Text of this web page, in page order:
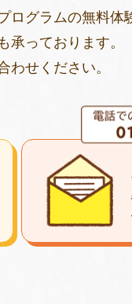
ログラムの無料体
承っております。
わせください。